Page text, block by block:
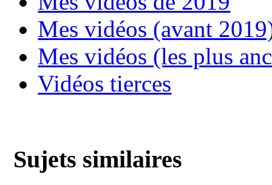
Mes vidéos (avant
Mes vidéos (les plus
Vidéos tierces
Sujets similaires